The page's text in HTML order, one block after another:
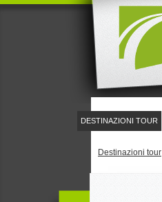
DESTINAZIONI TOUR
Destinazioni tour